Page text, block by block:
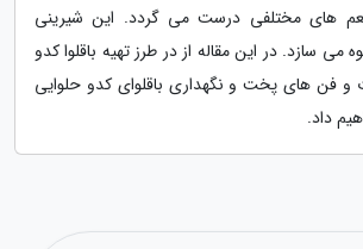
های مختلفی درست می گردد. این شیرینی
می سازد. در این مقاله از در طرز تهیه باقلوا کدو
و فن های پخت و نگهداری باقلوای کدو حلوایی
داد.